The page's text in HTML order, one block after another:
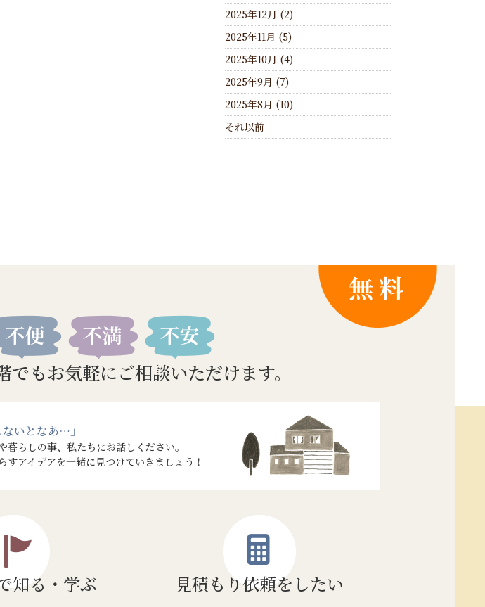
2025年12月 (2)
2025年11月 (5)
2025年10月 (4)
2025年9月 (7)
2025年8月 (10)
それ以前
でもお気軽にご相談いただけます。
ないとなあ…」
暮らしの事、私たちにお話しください。
すアイデアを一緒に見つけていきましょう！
知る・学ぶ 見積もり依頼をしたい